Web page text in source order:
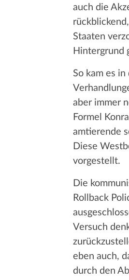
auch die
Staaten
Hintergrund
So kam es
aber immer
Formel
amtierende
Diese
vorgestellt.
Die
Rollback
Versuch
eben auch,
durch den